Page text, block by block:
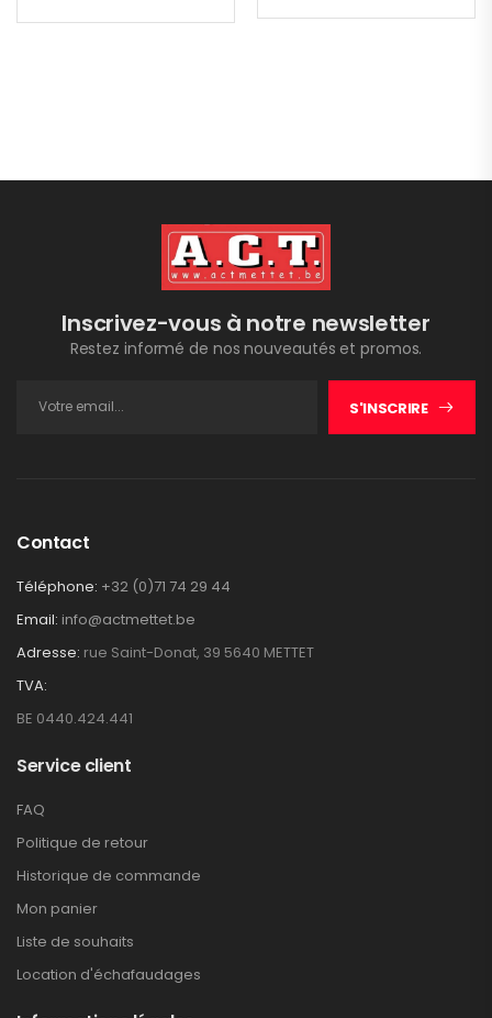
Inscrivez-vous à notre newsletter
Restez informé de nos nouveautés et promos.
S'INSCRIRE
Contact
Téléphone: +32 (0)71 74 29 44
Email: info@actmettet.be
Adresse: rue Saint-Donat, 39 5640 METTET
TVA:
BE 0440.424.441
Service client
FAQ
Politique de retour
Historique de commande
Mon panier
Liste de souhaits
Location d'échafaudages